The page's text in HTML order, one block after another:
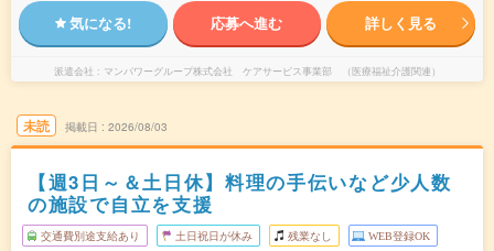
気になる! 応募へ進む 詳しく見る
派遣会社 マンパワーグループ株式会社 ケアサービス事業部 （医療福祉介護関連）
未読 掲載日 2026/08/03
【週3日～＆土日休】料理の手伝いなど少人数
の施設で自立を支援
交通費別途支給あり 土日祝日が休み 残業なし WEB登録OK